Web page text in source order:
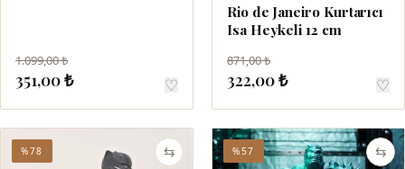
1.099,00 ₺
351,00 ₺ ♡
Rio de Janeiro Kurtarıcı
Isa Heykeli 12 cm
871,00 ₺
322,00 ₺ ♡
⇆
%78 ⇆
%57